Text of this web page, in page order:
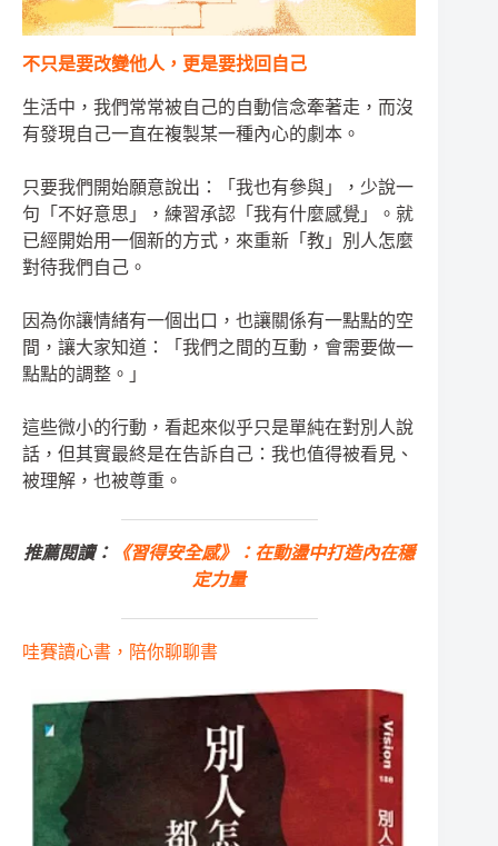
不只是要改變他人，更是要找回自己
生活中，我們常常被自己的自動信念牽著走，而沒
有發現自己一直在複製某一種內心的劇本。
只要我們開始願意說出：「我也有參與」，少說一
句「不好意思」，練習承認「我有什麼感覺」。就
已經開始用一個新的方式，來重新「教」別人怎麼
對待我們自己。
因為你讓情緒有一個出口，也讓關係有一點點的空
間，讓大家知道：「我們之間的互動，會需要做一
點點的調整。」
這些微小的行動，看起來似乎只是單純在對別人說
話，但其實最終是在告訴自己：我也值得被看見、
被理解，也被尊重。
推薦閱讀：
《習得安全感》：在動盪中打造內在穩
定力量
哇賽讀心書，陪你聊聊書